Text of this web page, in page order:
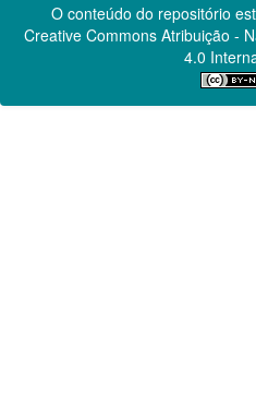
O conteúdo do repositório
Creative CommonsAtribuição -
4.0